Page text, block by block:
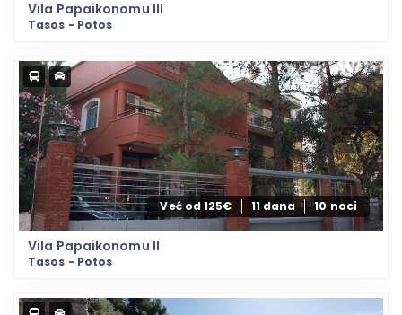
Vila Papaikonomu III
Tasos - Potos
Već od 125€ 11 dana 10 noci
Vila Papaikonomu II
Tasos - Potos